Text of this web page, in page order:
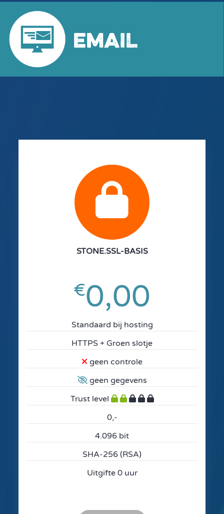
STONE.SSL-BASIS
€0,00
Standaard bij hosting
HTTPS + Groen slotje
geen controle
geen gegevens
Trust level
0,-
4.096 bit
SHA-256 (RSA)
Uitgifte 0 uur